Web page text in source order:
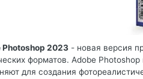
Photoshop 2023 - новая версия
форматов. Adobe
для создания